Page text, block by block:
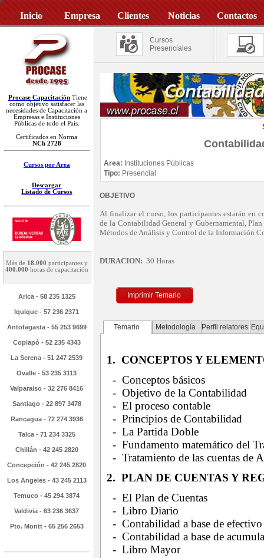
Inicio Empresa Clientes Noticias Contactos
Procase Capacitación Tiene
como objetivo satisfacer las
necesidades de Capacitación a
Empresas e Instituciones
Públicas de todo el País.
Certificados en Norma
NCh 2728
Cursos por Area
Descargar
Listado de Cursos
Más de 18.000 participantes y
400.000 horas de capacitación
Arica - 58 235 1325
Iquique - 57 236 2371
Antofagasta - 55 253 9699
Copiapó - 52 235 4343
La Serena - 51 247 2539
Ovalle - 53 235 3113
Valparaiso - 32 276 8416
Santiago - 22 897 3478
Rancagua - 72 274 3936
Talca - 71 234 3325
Chillán - 42 245 2820
Concepción - 42 245 2820
Los Angeles - 43 245 2113
Temuco - 45 294 3874
Valdivia - 63 236 3637
Pto. Montt - 65 256 2653
Cursos
Presenciales
Area: Instituciones Públicas
Tipo: Presencial
OBJETIVO
Al finalizar el curso, los participantes estarán en
de la Contabilidad General y Gubernamental,
Métodos de Análisis y Control de la Información
DURACION: 30 Horas
Imprimir Temario
Temario Metodología Perfil relatores
1. CONCEPTOS Y
- Conceptos básicos
- Objetivo de la Contabilidad
- El proceso contable
- Principios de Contabilidad
- La Partida Doble
- Fundamento matemático del
- Tratamiento de las cuentas de
2. PLAN DE CUENTAS Y
- El Plan de Cuentas
- Libro Diario
- Contabilidad a base de efectivo
- Contabilidad a base de
- Libro Mayor